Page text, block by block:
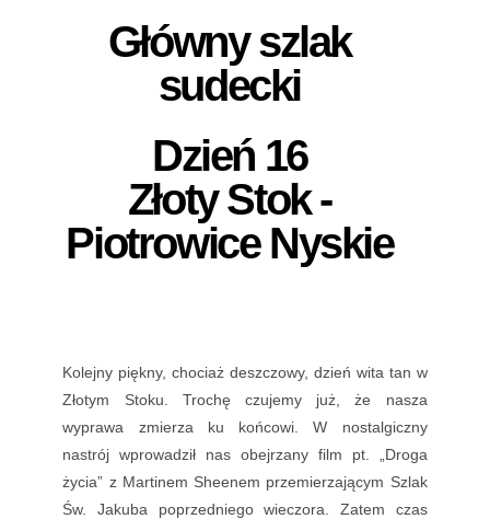
Główny szlak
sudecki
Dzień 16
Złoty Stok -
Piotrowice Nyskie
Kolejny piękny, chociaż deszczowy, dzień wita tan w
Złotym Stoku. Trochę czujemy już, że nasza
wyprawa zmierza ku końcowi. W nostalgiczny
nastrój wprowadził nas obejrzany film pt. „Droga
życia” z Martinem Sheenem przemierzającym Szlak
Św. Jakuba poprzedniego wieczora. Zatem czas